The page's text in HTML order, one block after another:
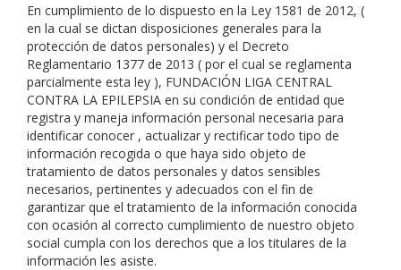
En cumplimiento de lo dispuesto en la Ley 1581 de 2012, (
en la cual se dictan disposiciones generales para la
protección de datos personales) y el Decreto
Reglamentario 1377 de 2013 ( por el cual se reglamenta
parcialmente esta ley ), FUNDACIÓN LIGA CENTRAL
CONTRA LA EPILEPSIA en su condición de entidad que
registra y maneja información personal necesaria para
identificar conocer , actualizar y rectificar todo tipo de
información recogida o que haya sido objeto de
tratamiento de datos personales y datos sensibles
necesarios, pertinentes y adecuados con el fin de
garantizar que el tratamiento de la información conocida
con ocasión al correcto cumplimiento de nuestro objeto
social cumpla con los derechos que a los titulares de la
información les asiste.